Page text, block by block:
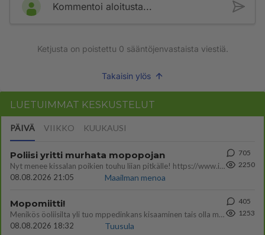
Kommentoi aloitusta...
Ketjusta on poistettu 0 sääntöjenvastaista viestiä.
Takaisin ylös
LUETUIMMAT KESKUSTELUT
PÄIVÄ VIIKKO KUUKAUSI
Poliisi yritti murhata mopopojan
Nyt menee kissalan poikien touhu liian pitkälle! https://www.is.fi/kotimaa/art-2000012193221.html Karu video mopomiiti
08.08.2026 21:05
Maailman menoa
705
2250
Mopomiitti!
Menikös öoliisilta yli tuo mppedinkans kisaaminen tais olla melkoinen riski vahigoittaa tarpeettomasti jopa kuolla tuoss
08.08.2026 18:32
Tuusula
405
1253